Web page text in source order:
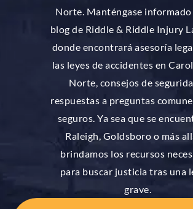
Norte. Manténgase informado
blog de Riddle & Riddle Injury
donde encontrará asesoría
las leyes de accidentes en
Norte, consejos de
respuestas a preguntas
seguros. Ya sea que se
Raleigh, Goldsboro o más
brindamos los recursos
para buscar justicia tras una
grave.